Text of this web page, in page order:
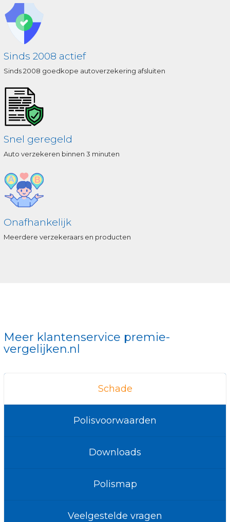
Sinds 2008 actief
Sinds 2008 goedkope autoverzekering afsluiten
Snel geregeld
Auto verzekeren binnen 3 minuten
Onafhankelijk
Meerdere verzekeraars en producten
Meer klantenservice premie-
vergelijken.nl
Schade
Polisvoorwaarden
Downloads
Polismap
Veelgestelde vragen